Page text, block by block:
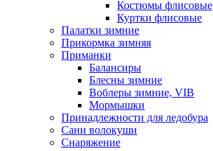
Костюмы флисовые
Куртки флисовые
Палатки зимние
Прикормка зимняя
Приманки
Балансиры
Блесны зимние
Воблеры зимние, VIB
Мормышки
Принадлежности для ледобура
Сани волокуши
Снаряжение